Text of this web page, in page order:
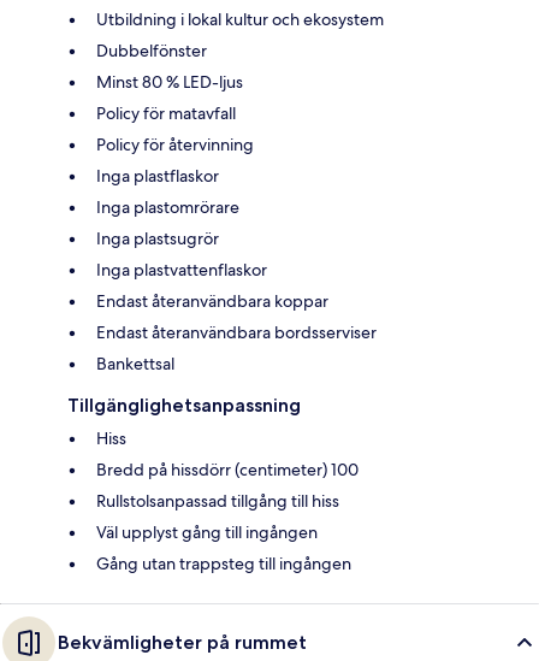
Utbildning i lokal kultur och ekosystem
Dubbelfönster
Minst 80 % LED-ljus
Policy för matavfall
Policy för återvinning
Inga plastflaskor
Inga plastomrörare
Inga plastsugrör
Inga plastvattenflaskor
Endast återanvändbara koppar
Endast återanvändbara bordsserviser
Bankettsal
Tillgänglighetsanpassning
Hiss
Bredd på hissdörr (centimeter) 100
Rullstolsanpassad tillgång till hiss
Väl upplyst gång till ingången
Gång utan trappsteg till ingången
Bekvämligheter på rummet